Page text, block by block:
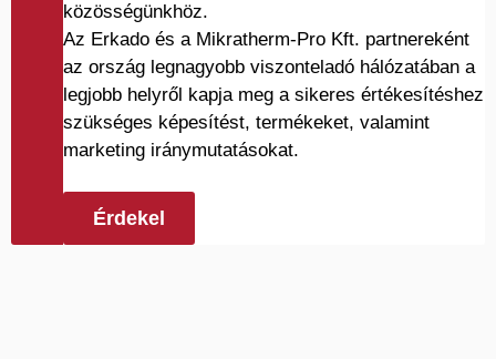
közösségünkhöz.
Az Erkado és a Mikratherm-Pro Kft. partnereként
az ország legnagyobb viszonteladó hálózatában a
legjobb helyről kapja meg a sikeres értékesítéshez
szükséges képesítést, termékeket, valamint
marketing iránymutatásokat.
Érdekel